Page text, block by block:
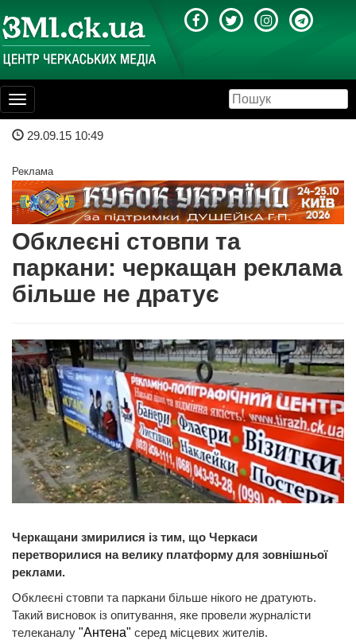
Toggle
navigation
29.09.15 10:49
Реклама
Обклеєні стовпи та
паркани: черкащан реклама
більше не дратує
Черкащани змирилися із тим, що Черкаси
перетворилися на велику платформу для зовнішньої
реклами.
Обклеєні стовпи та паркани більше нікого не дратують.
Такий висновок із опитування, яке провели журналісти
телеканалу "Антена" серед місцевих жителів.